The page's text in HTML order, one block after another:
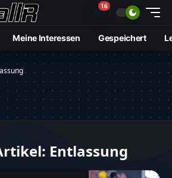
🔔16
Meine Interessen Gespeichert
Entlassung